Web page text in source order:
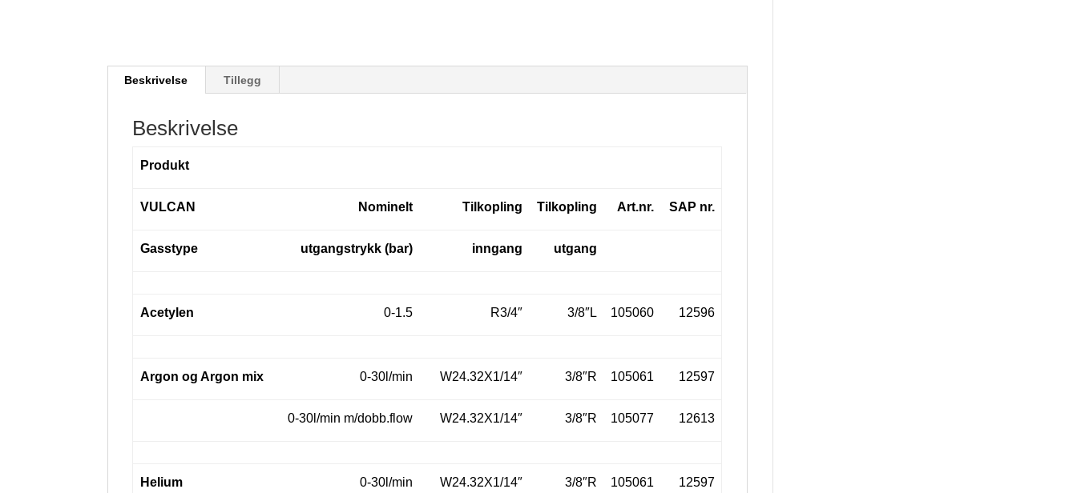
Beskrivelse Tillegg
Beskrivelse
Produkt
VULCAN Nominelt Tilkopling Tilkopling Art.nr. SAP nr.
Gasstype utgangstrykk (bar) inngang utgang
Acetylen 0-1.5 R3/4″ 3/8″L 105060 12596
Argon og Argon mix 0-30l/min W24.32X1/14″ 3/8″R 105061 12597
0-30l/min m/dobb.flow W24.32X1/14″ 3/8″R 105077 12613
Helium 0-30l/min W24.32X1/14″ 3/8″R 105061 12597